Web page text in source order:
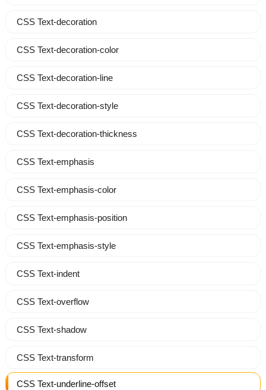
CSS Text-decoration
CSS Text-decoration-color
CSS Text-decoration-line
CSS Text-decoration-style
CSS Text-decoration-thickness
CSS Text-emphasis
CSS Text-emphasis-color
CSS Text-emphasis-position
CSS Text-emphasis-style
CSS Text-indent
CSS Text-overflow
CSS Text-shadow
CSS Text-transform
CSS Text-underline-offset